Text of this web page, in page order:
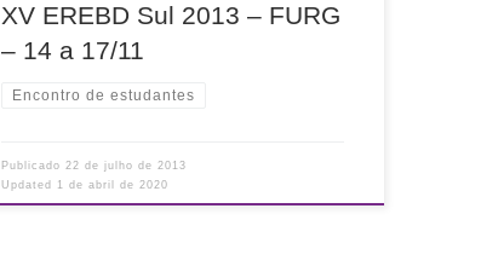
XV EREBD Sul 2013 – FURG
– 14 a 17/11
Encontro de estudantes
Publicado22 de julho de 2013
Updated 1 de abril de 2020